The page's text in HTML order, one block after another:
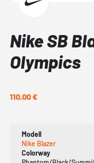
Nike SB
Olympics
110,00 €
Modell
Nike Blazer
Colorway